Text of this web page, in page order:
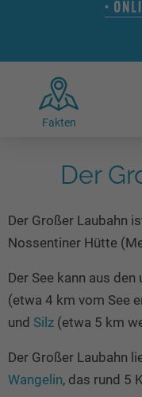
Radtouren am See
Kitesurfen
Kanu- & Kajaktouren
Badeseen in
Wellness am See
Romantik Hotels
Urlaub an der Küste
Unterkünfte
Hotels am See
Ferienwohnungen
Camping
Kanu- & Kajak-Urlaub
Bikeurlaub
Auszeit & Wellness
Camping am See
Top-Hotels
Familienhotels
Wellness-Hotels
Biohotels
Ausgefallenes
Häuser auf dem
Hundefreundliche
Glamping
Seen in Deutschland
Seen in Europa
Überwachte
Unsere See-Highlights
Deutschlands
Top Seen nach
Top Seen nach
Deutschlands
Seen in Europa
Österreich
Fakten
Der
Der Großer Laubahn
Nossentiner Hütte
Der See kann aus
(etwa 4 km vom See
und Silz (etwa 5 km
Der Großer Laubahn
Wangelin, das rund 5